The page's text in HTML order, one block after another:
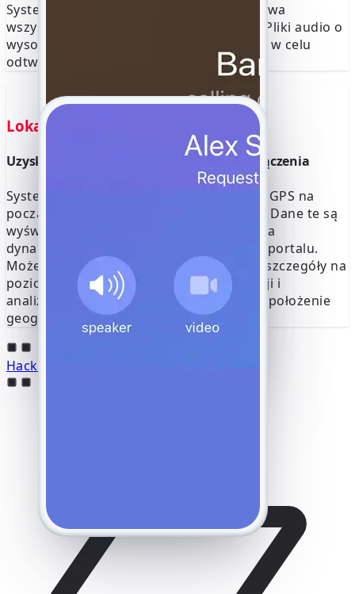
System automatycznie i dyskretnie nagrywa
wszystkie rozmowy w serwisie YouTube. Pliki audio o
wysokiej jakości są zapisywane w konsoli w celu
odtworzenia lub pobrania.
Lokalizacja GPS
Uzyskaj dokładny punkt GPS każdego połączenia
System rejestruje dokładne współrzędne GPS na
początku i na końcu każdego połączenia. Dane te są
wyświetlane jako precyzyjna lokalizacja na
dynamicznej mapie satelitarnej w Twoim portalu.
Możesz powiększyć obraz, aby zobaczyć szczegóły na
poziomie ulicy, wyświetlić adres lokalizacji i
analizować wzorce połączeń w oparciu o położenie
geograficzne.
Hackuj YouTube online